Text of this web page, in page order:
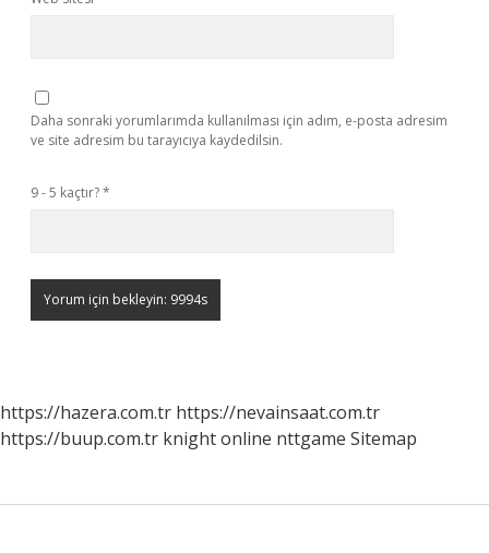
Daha sonraki yorumlarımda kullanılması için adım, e-posta adresim
ve site adresim bu tarayıcıya kaydedilsin.
9 - 5 kaçtır?*
https://hazera.com.tr https://nevainsaat.com.tr
https://buup.com.tr knight online nttgame Sitemap